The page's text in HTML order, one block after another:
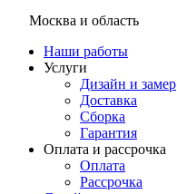
Москва и область
Наши работы
Услуги
Дизайн и замер
Доставка
Сборка
Гарантия
Оплата и рассрочка
Оплата
Рассрочка